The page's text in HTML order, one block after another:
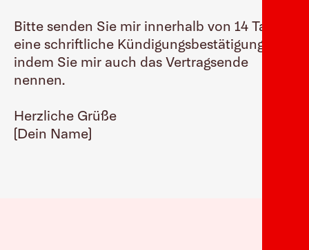
Bitte senden Sie mir innerhalb von 14 Tagen
eine schriftliche Kündigungsbestätigung zu,
indem Sie mir auch das Vertragsende
nennen.
Herzliche Grüße
(Dein Name)